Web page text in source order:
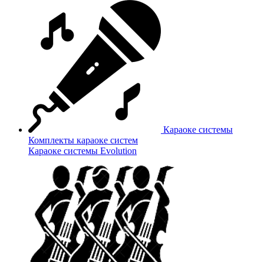
Караоке системы
Комплекты караоке систем
Караоке системы Evolution